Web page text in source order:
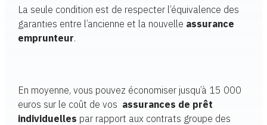
La seule condition est de respecter l’équivalence des
garanties entre l’ancienne et la nouvelle assurance
emprunteur.
En moyenne, vous pouvez économiser jusqu’à 15 000
euros sur le coût de vos assurances de prêt
individuelles par rapport aux contrats groupe des